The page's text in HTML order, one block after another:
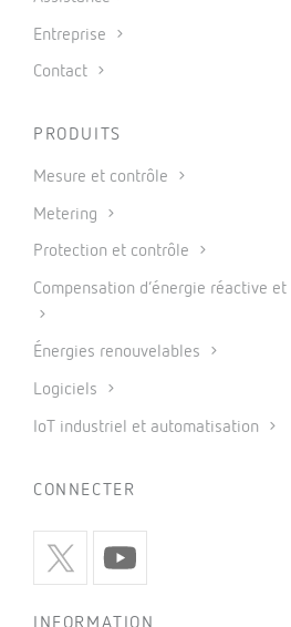
Entreprise
Contact
PRODUITS
Mesure et contrôle
Metering
Protection et contrôle
Compensation d’énergie réactive
Énergies renouvelables
Logiciels
IoT industriel et automatisation
CONNECTER
INFORMATION